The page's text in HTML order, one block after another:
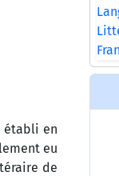
établi en
eu
de